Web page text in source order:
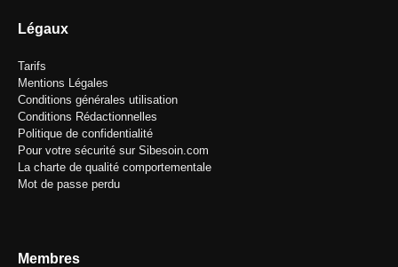
Légaux
Tarifs
Mentions Légales
Conditions générales utilisation
Conditions Rédactionnelles
Politique de confidentialité
Pour votre sécurité sur Sibesoin.com
La charte de qualité comportementale
Mot de passe perdu
Membres